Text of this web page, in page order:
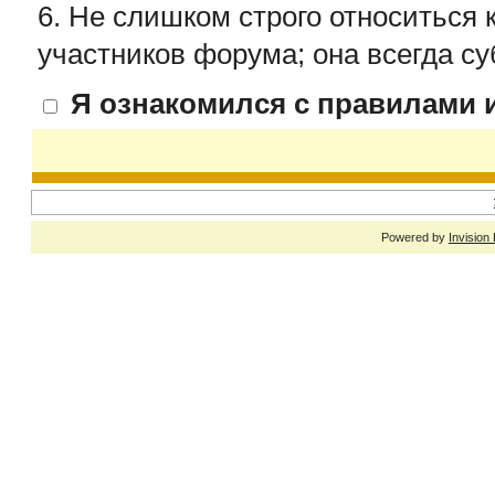
6. Не слишком строго относиться
участников форума; она всегда
Я ознакомился с правилами
Powered by Invision